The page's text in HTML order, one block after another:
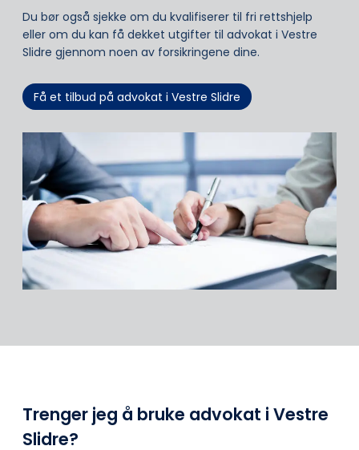
Du bør også sjekke om du kvalifiserer til fri rettshjelp
eller om du kan få dekket utgifter til advokat i Vestre
Slidre gjennom noen av forsikringene dine.
Få et tilbud på advokat i Vestre Slidre
Trenger jeg å bruke advokat i Vestre
Slidre?